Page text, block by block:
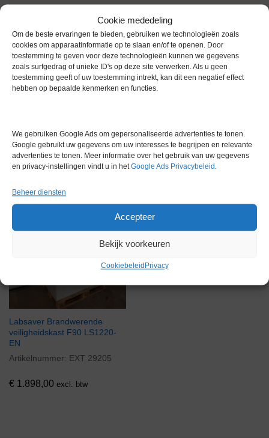
Cookie mededeling
Om de beste ervaringen te bieden, gebruiken we technologieën zoals
cookies om apparaatinformatie op te slaan en/of te openen. Door
toestemming te geven voor deze technologieën kunnen we gegevens
zoals surfgedrag of unieke ID's op deze site verwerken. Als u geen
toestemming geeft of uw toestemming intrekt, kan dit een negatief effect
hebben op bepaalde kenmerken en functies.
We gebruiken Google Ads om gepersonaliseerde advertenties te tonen.
Google gebruikt uw gegevens om uw interesses te begrijpen en relevante
advertenties te tonen. Meer informatie over het gebruik van uw gegevens
en privacy-instellingen vindt u in hetGoogle Ads Privacybeleid .
Beheer diensten
Accepteer
Bekijk voorkeuren
Cookiebeleid Privacy
Düperthal
Via bemiddeling
Labsaver Brandwerende
veiligheidskast F90 LS1220-
EN
Artikelnummer: EXT 29205
€ 1.898,00 excl. btw